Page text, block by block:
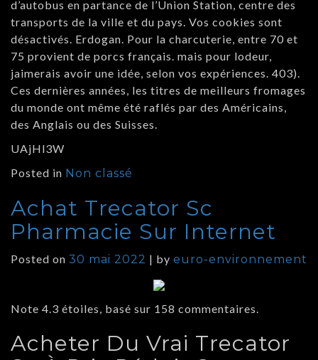
d’autobus en partance de l’Union Station, centre des
transports de la ville et du pays. Vos cookies sont
désactivés. Erdogan. Pour la charcuterie, entre 70 et
75 provient de porcs français. mais pour lodeur,
jaimerais avoir une idée, selon vos expériences. 403).
Ces dernières années, les titres de meilleurs fromages
du monde ont même été raflés par des Américains,
des Anglais ou des Suisses.
UAjHl3W
Posted in Non classé
Achat Trecator Sc
Pharmacie Sur Internet
Posted on 30 mai 2022 | by euro-environnement
Note 4.3 étoiles, basé sur 158 commentaires.
Acheter Du Vrai Trecator